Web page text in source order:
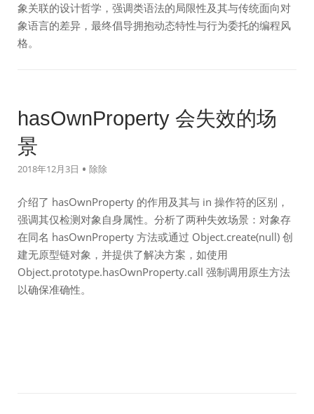
象关联的设计哲学，强调类语法的局限性及其与传统面向对
象语言的差异，最终倡导拥抱动态特性与行为委托的编程风
格。
hasOwnProperty 会失效的场
景
2018年12月3日 除除
介绍了 hasOwnProperty 的作用及其与 in 操作符的区别，
强调其仅检测对象自身属性。分析了两种失效场景：对象存
在同名 hasOwnProperty 方法或通过 Object.create(null) 创
建无原型链对象，并提供了解决方案，如使用
Object.prototype.hasOwnProperty.call 强制调用原生方法
以确保准确性。